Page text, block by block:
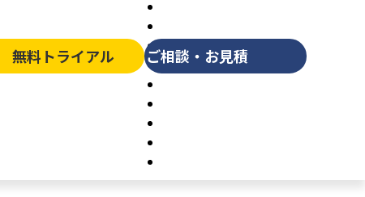
よくあるご質問
サポート
無料トライアル ご相談・お見積